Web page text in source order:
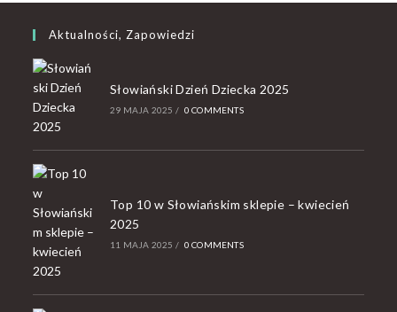
Aktualności, Zapowiedzi
Słowiański Dzień Dziecka 2025
29 MAJA 2025 / 0 COMMENTS
Top 10 w Słowiańskim sklepie – kwiecień
2025
11 MAJA 2025 / 0 COMMENTS